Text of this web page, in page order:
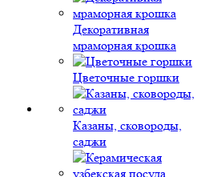
Декоративная
мраморная крошка
Цветочные горшки
Казаны, сковороды,
саджи